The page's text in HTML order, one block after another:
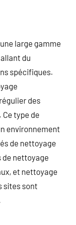
large gamme
du
spécifiques.
des
type de
environnement
de nettoyage
nettoyage
et nettoyage
sites sont